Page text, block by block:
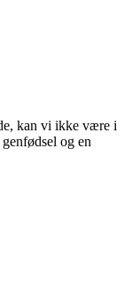
kan vi ikke være i
og en